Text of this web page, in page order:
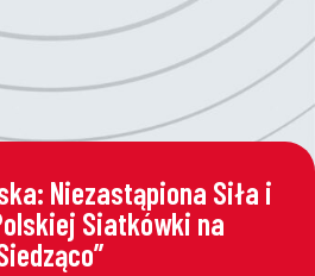
Niezastąpiona Siła i
Siatkówki na